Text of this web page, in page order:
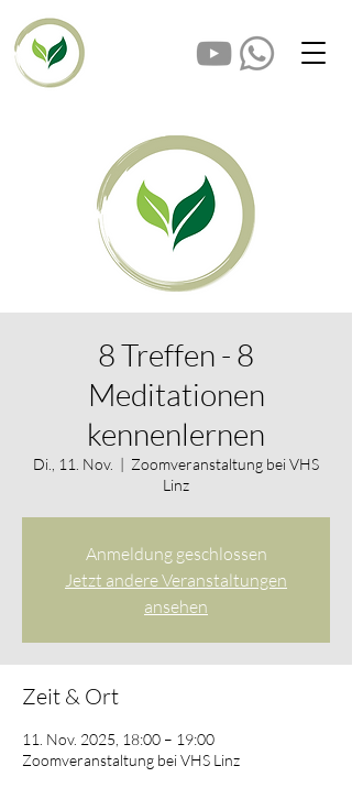
8 Treffen - 8
Meditationen
kennenlernen
Di., 11. Nov.
  |
Zoomveranstaltung bei VHS
Linz
Anmeldung geschlossen
Jetzt andere Veranstaltungen
ansehen
Zeit & Ort
11. Nov. 2025, 18:00 – 19:00
Zoomveranstaltung bei VHS Linz